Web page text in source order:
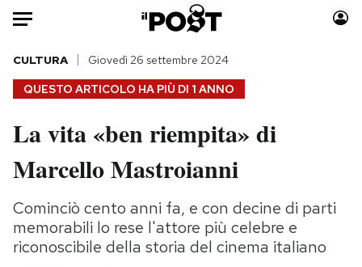
Auto
HOME
Italia
Politica
Tecnologia
Internet
Scienza
Moda
Consumismi
Storie/Idee
Ok Boomer!
Media
QUESTO ARTICOLO HA PIÙ DI 1 ANNO
CULTURA Giovedì 26 settembre 2024
La vita «ben riempita» di
Marcello Mastroianni
Cominciò cento anni fa, e con decine di parti
memorabili lo rese l'attore più celebre e
riconoscibile della storia del cinema italiano